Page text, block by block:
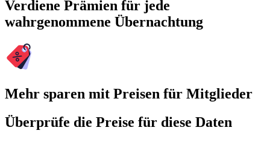
Verdiene Prämien für jede
wahrgenommene Übernachtung
Mehr sparen mit Preisen für Mitglieder
Überprüfe die Preise für diese Daten